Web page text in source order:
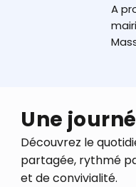
A
Une
Découvrez le
partagée, rythmé
et de convivialité.